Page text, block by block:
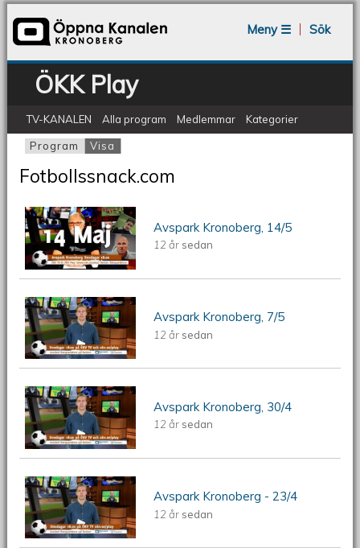
Meny ☰
Sök
ÖKK Play
TV-KANALEN Alla program Medlemmar Kategorier
Primära flikar
Program Visa
Fotbollssnack.com
ÖKV Play - Avspark Kronoberg, 14/5
2014
Avspark Kronoberg, 14/5
12 år sedan
ÖKV Play - Avspark Kronoberg, 7/5
2014
Avspark Kronoberg, 7/5
12 år sedan
ÖKV Play - Avspark Kronoberg, 30/4
2014
Avspark Kronoberg, 30/4
12 år sedan
ÖKV Play - Avspark Kronoberg, 23/4
2014
Avspark Kronoberg - 23/4
12 år sedan